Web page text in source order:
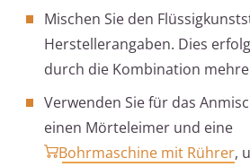
Mischen Sie den
Herstellerangaben. Dies
durch die Kombination
Verwenden Sie für das
einen Mörteleimer und eine
Bohrmaschine mit Rührer,